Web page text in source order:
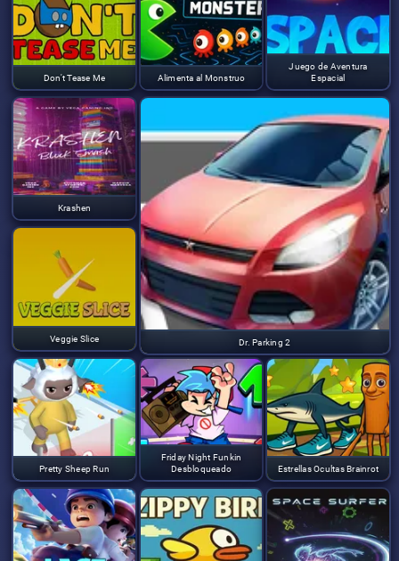
Don't Tease Me Alimenta al Monstruo
Juego de Aventura
Espacial
Krashen
Dr. Parking 2
Veggie Slice
Pretty Sheep Run
Friday Night Funkin
Desbloqueado
Estrellas Ocultas Brainrot